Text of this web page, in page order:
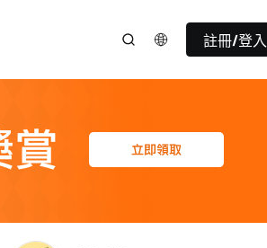
註冊/登入